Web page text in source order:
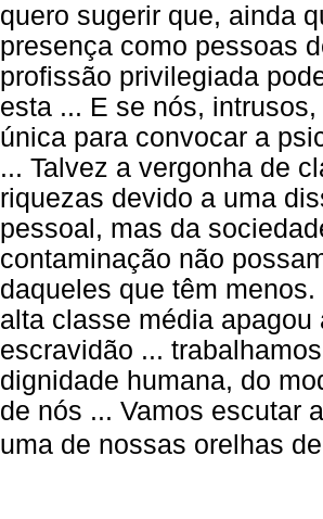
quero sugerir que, ainda
presença como pessoas
profissão privilegiada
esta ... E se nós,
única para convocar a
... Talvez a vergonha de
riquezas devido a uma
pessoal, mas da
contaminação não
daqueles que têm
alta classe média
escravidão ...
dignidade humana, do
de nós ... Vamos escutar
uma de nossas orelhas